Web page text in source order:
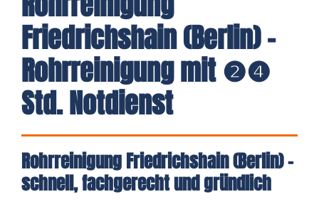
Friedrichshain (Berlin) -
Rohrreinigung mit ❷❹
Std. Notdienst
Rohrreinigung Friedrichshain (Berlin) –
schnell, fachgerecht und gründlich